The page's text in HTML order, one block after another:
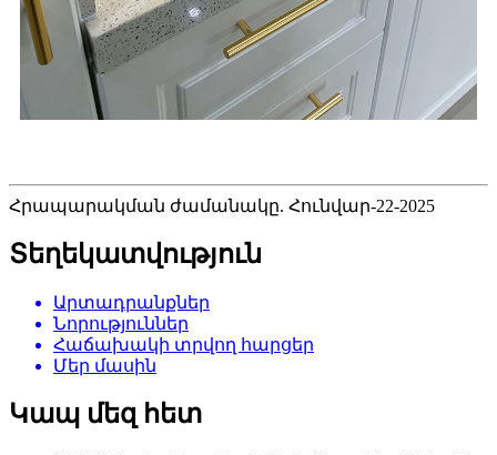
Հրապարակման ժամանակը. Հունվար-22-2025
Տեղեկատվություն
Արտադրանքներ
Նորություններ
Հաճախակի տրվող հարցեր
Մեր մասին
Կապ մեզ հետ